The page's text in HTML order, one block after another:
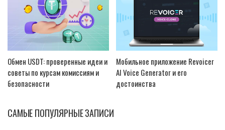
Обмен USDT: проверенные идеи и
советы по курсам комиссиям и
безопасности
Мобильное приложение Revoicer
AI Voice Generator и его
достоинства
САМЫЕ ПОПУЛЯРНЫЕ ЗАПИСИ